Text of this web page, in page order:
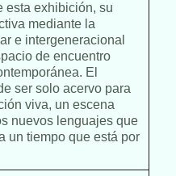
esta exhibición, su
mediante la
e intergeneracional
de encuentro
El
ser solo acervo para
viva, un escena
nuevos lenguajes que
un tiempo que está por